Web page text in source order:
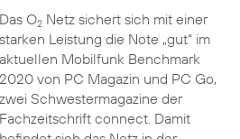
Das O2Netz sichert sich mit einer
starken Leistung die Note „gut“ im
aktuellen Mobilfunk Benchmark
2020 von PC Magazin und PC Go,
zwei Schwestermagazine der
Fachzeitschrift connect. Damit